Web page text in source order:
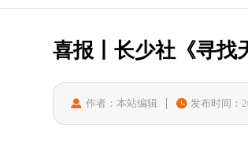
喜报丨长少社《寻找
作者：本站编辑 发布时间：